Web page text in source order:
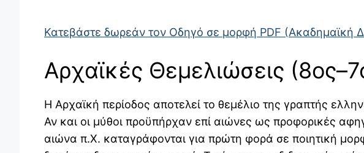
Κατεβάστε δωρεάν τον Οδηγό σε μορφή PDF (Ακαδημαϊκή
Αρχαϊκές Θεμελιώσεις
Η Αρχαϊκή περίοδος αποτελεί το θεμέλιο της γραπτής
Αν και οι μύθοι προϋπήρχαν επί αιώνες ως προφορικές
αιώνα π.Χ. καταγράφονται για πρώτη φορά σε ποιητική